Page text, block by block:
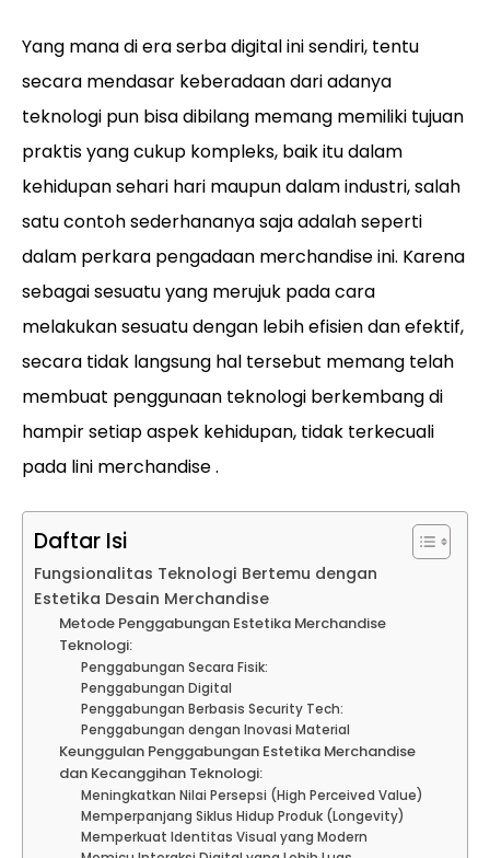
Yang mana di era serba digital ini sendiri, tentu
secara mendasar keberadaan dari adanya
teknologi pun bisa dibilang memang memiliki tujuan
praktis yang cukup kompleks, baik itu dalam
kehidupan sehari hari maupun dalam industri, salah
satu contoh sederhananya saja adalah seperti
dalam perkara pengadaan merchandise ini. Karena
sebagai sesuatu yang merujuk pada cara
melakukan sesuatu dengan lebih efisien dan efektif,
secara tidak langsung hal tersebut memang telah
membuat penggunaan teknologi berkembang di
hampir setiap aspek kehidupan, tidak terkecuali
pada lini merchandise .
Daftar Isi
Fungsionalitas Teknologi Bertemu dengan
Estetika Desain Merchandise
Metode Penggabungan Estetika Merchandise
Teknologi:
Penggabungan Secara Fisik:
Penggabungan Digital
Penggabungan Berbasis Security Tech:
Penggabungan dengan Inovasi Material
Keunggulan Penggabungan Estetika Merchandise
dan Kecanggihan Teknologi:
Meningkatkan Nilai Persepsi (High Perceived Value)
Memperpanjang Siklus Hidup Produk (Longevity)
Memperkuat Identitas Visual yang Modern